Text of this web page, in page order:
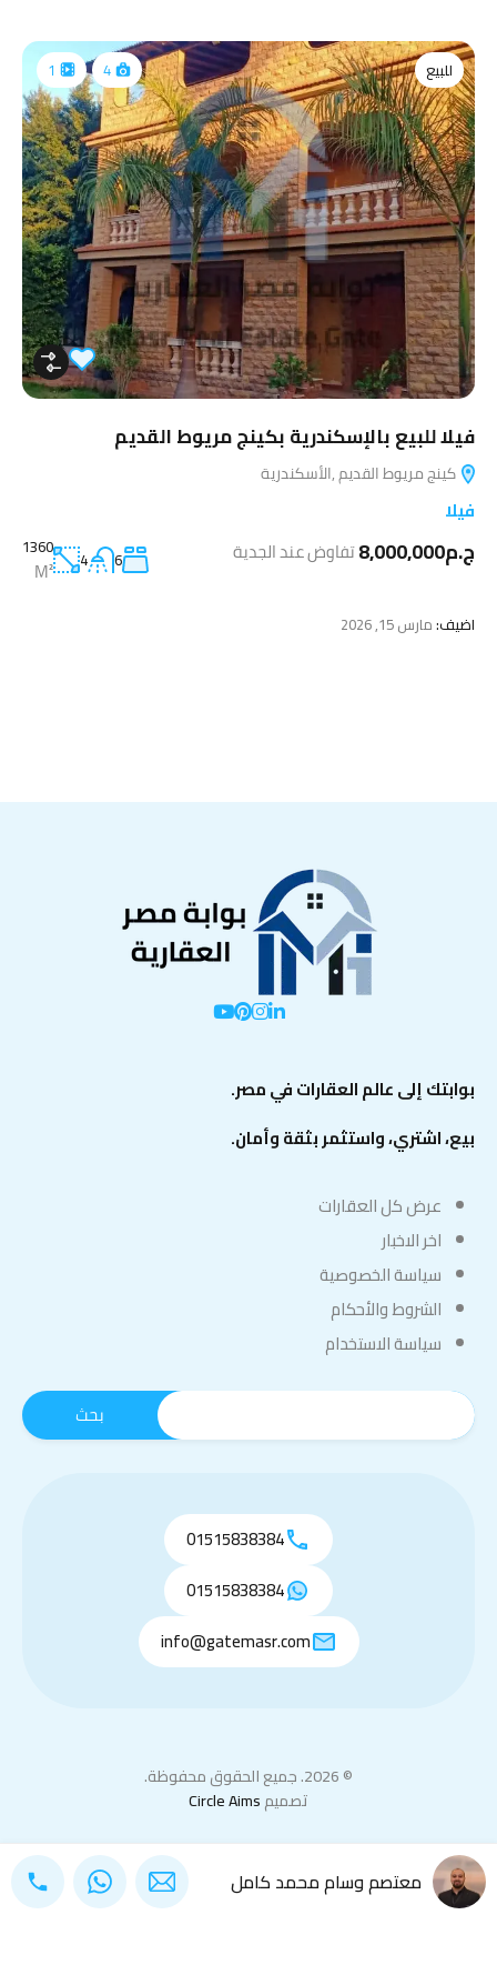
للبيع 4
1
فيلا للبيع بالإسكندرية بكينج مريوط القديم
كينج مريوط القديم ,الأسكندرية
فيلا
ج.م8,000,000 تفاوض عند الجدية 6
4
1360
M²
اضيف:مارس 15, 2026
بوابتك إلى عالم العقارات في مصر.
بيع، اشتري، واستثمر بثقة وأمان.
عرض كل العقارات
اخر الاخبار
سياسة الخصوصية
الشروط والأحكام
سياسة الاستخدام
01515838384
01515838384
info@gatemasr.com
© 2026. جميع الحقوق محفوظة.
تصميمCircle Aims
معتصم وسام محمد كامل